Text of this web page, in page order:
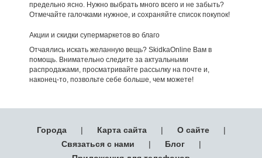
предельно ясно. Нужно выбрать много всего и не забыть?
Отмечайте галочками нужное, и сохраняйте список покупок!
Акции и скидки супермаркетов во благо
Отчаялись искать желанную вещь? SkidkaOnline Вам в
помощь. Внимательно следите за актуальными
распродажами, просматривайте рассылку на почте и,
наконец-то, позвольте себе больше, чем можете!
Города | Карта сайта | О сайте
|
Связаться с нами
| Блог
|